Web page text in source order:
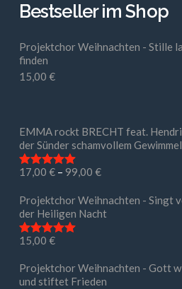
Bestseller im Shop
Projektchor Weihnachten - Stille
finden
15,00 €
EMMA rockt BRECHT feat.
der Sünder schamvollem Gewimmel
Bewertet mit
17,00 €– 99,00 €
Projektchor Weihnachten - Singt
der Heiligen Nacht
Bewertet mit
15,00 €
Projektchor Weihnachten - Gott
und stiftet Frieden